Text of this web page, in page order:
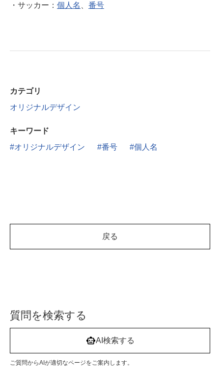
・サッカー： 個人名 番号
カテゴリ
オリジナルデザイン
キーワード
オリジナルデザイン
番号 個人名
戻る
質問を検索する
AI検索する
ご質問からAIが適切なページをご案内します。